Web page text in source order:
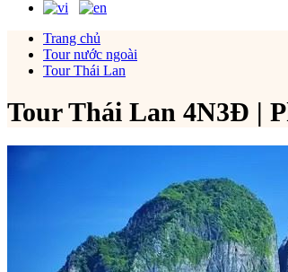
Trang chủ
Tour nước ngoài
Tour Thái Lan
Tour Thái Lan 4N3Đ |